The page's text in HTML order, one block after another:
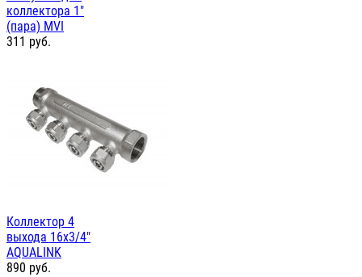
коллектора 1"
(пара) MVI
311 руб.
Коллектор 4
выхода 16х3/4"
AQUALINK
890 руб.